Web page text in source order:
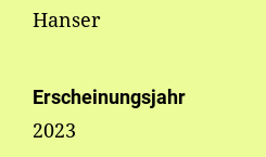
Hanser
Erscheinungsjahr
2023